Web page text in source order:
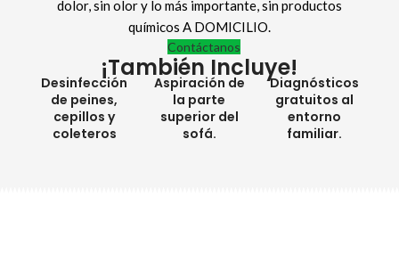
Contáctanos
dolor, sin olor y lo más importante, sin productos
químicos A DOMICILIO.
¡También Incluye!
Desinfección
de peines,
cepillos y
coleteros
Aspiración de
la parte
superior del
sofá.
Diagnósticos
gratuitos al
entorno
familiar.